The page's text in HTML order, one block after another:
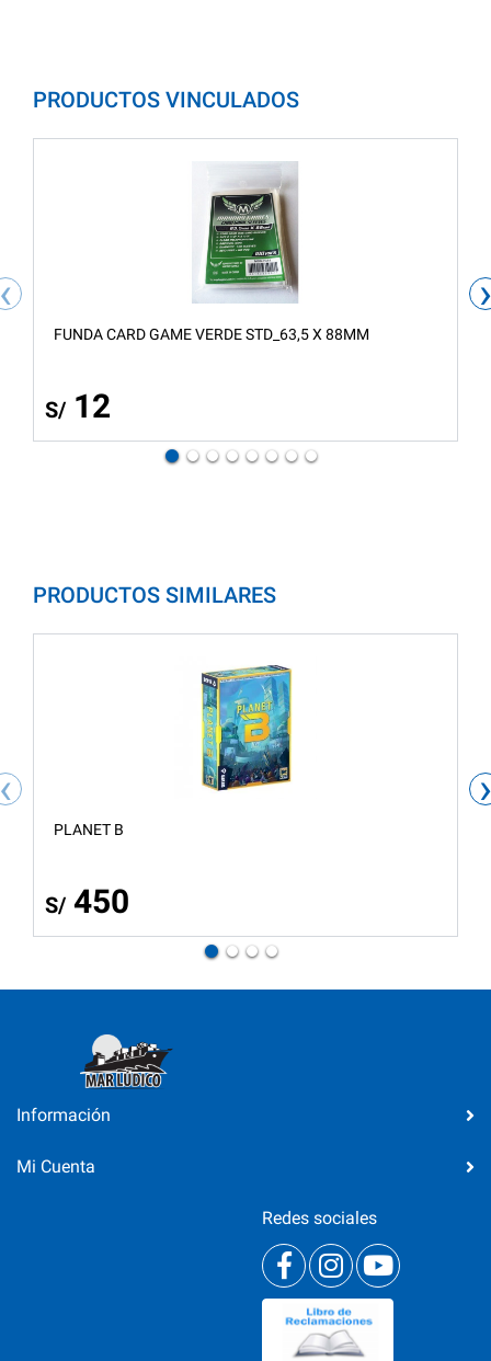
PRODUCTOS VINCULADOS
FUNDA CARD GAME VERDE STD_63,5 X 88MM
S/ 12
‹ ›
PRODUCTOS SIMILARES
PLANET B
S/ 450
‹ ›
Información
Mi Cuenta
Redes sociales